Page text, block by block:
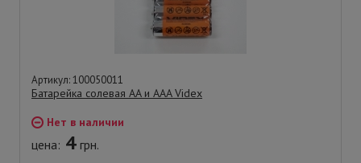
Артикул: 100050011
Батарейка солевая AA и AAA Videx
Нет в наличии
цена: 4 грн.